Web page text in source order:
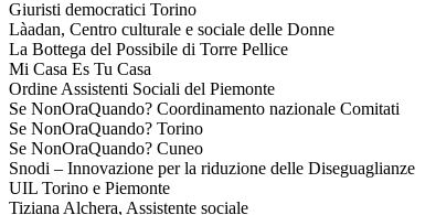
Giuristi democratici Torino
Làadan, Centro culturale e sociale delle Donne
La Bottega del Possibile di Torre Pellice
Mi Casa Es Tu Casa
Ordine Assistenti Sociali del Piemonte
Se NonOraQuando? Coordinamento nazionale Comitati
Se NonOraQuando? Torino
Se NonOraQuando? Cuneo
Snodi – Innovazione per la riduzione delle Diseguaglianze
UIL Torino e Piemonte
Tiziana Alchera, Assistente sociale